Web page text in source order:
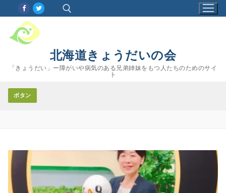
ン
検索:
北海道きょうだいの会
「きょうだい」ー障がいや病気のある兄弟姉妹をもつ人たちのためのサイ
ト
ボタン